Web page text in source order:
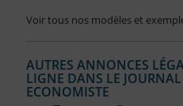
Voir tous nos modèles et
AUTRES ANNONCES
LIGNE DANS LE
ECONOMISTE